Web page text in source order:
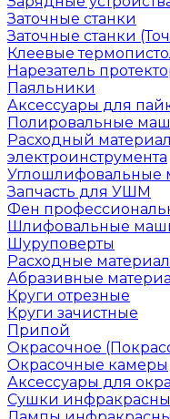
Заточные станки
Заточные станки
Клеевые
Нарезатель
Паяльники
Аксессуары для
Полировальные
Расходный
электроинструмента
Углошлифовальные
Запчасть для УШМ
Фен
Шлифовальные
Шуруповерты
Расходные
Абразивные
Круги отрезные
Круги зачистные
Припой
Окрасочное
Окрасочные камеры
Аксессуары для
Сушки